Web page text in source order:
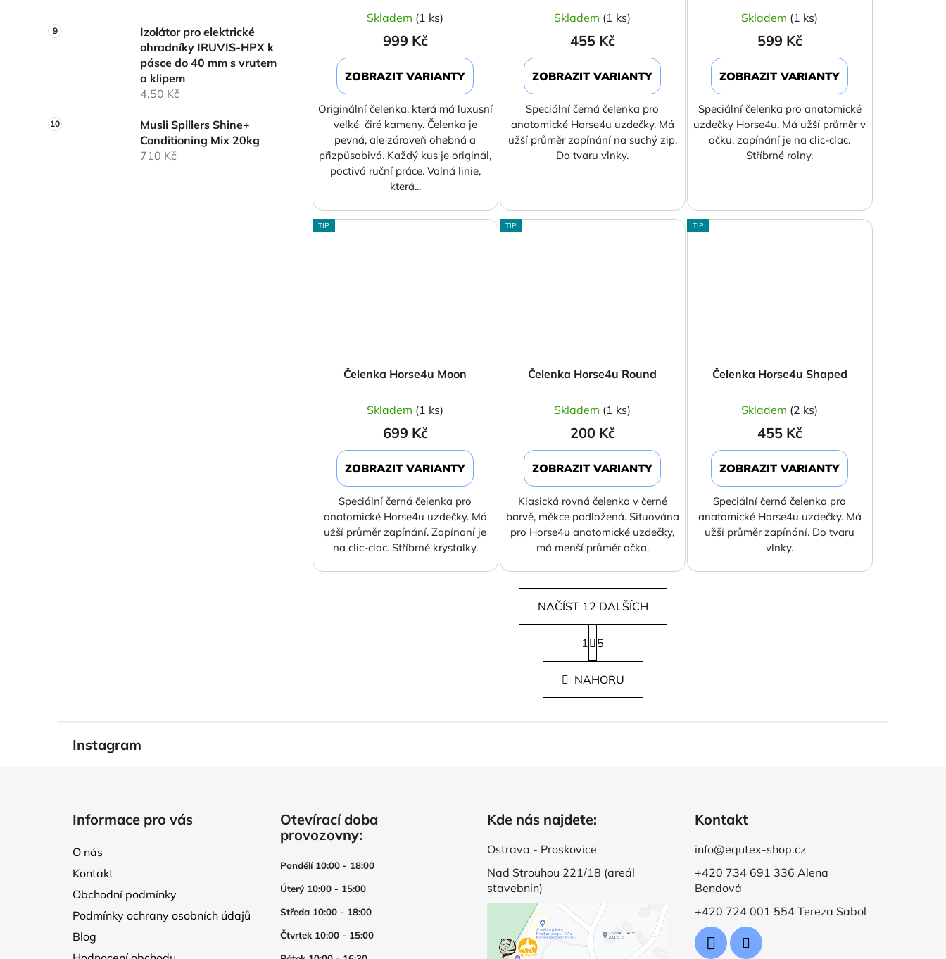
Izolátor pro elektrické
ohradníky IRUVIS-HPX k
pásce do 40 mm s vrutem
a klipem
4,50 Kč
Musli Spillers Shine+
Conditioning Mix 20kg
710 Kč
Skladem (1 ks)
999 Kč
ZOBRAZIT VARIANTY
Originální čelenka, která má luxusní
velké čiré kameny. Čelenka je
pevná, ale zároveň ohebná a
přizpůsobivá. Každý kus je originál,
poctivá ruční práce. Volná linie,
která...
Skladem (1 ks)
455 Kč
ZOBRAZIT VARIANTY
Speciální černá čelenka pro
anatomické Horse4u uzdečky. Má
užší průměr zapínání na suchý zip.
Do tvaru vlnky.
Skladem (1 ks)
599 Kč
ZOBRAZIT VARIANTY
Speciální čelenka pro anatomické
uzdečky Horse4u. Má užší průměr v
očku, zapínání je na clic-clac.
Stříbrné rolny.
TIP
Čelenka Horse4u Moon
Skladem (1 ks)
699 Kč
ZOBRAZIT VARIANTY
Speciální černá čelenka pro
anatomické Horse4u uzdečky. Má
užší průměr zapínání. Zapínaní je
na clic-clac. Stříbrné krystalky.
TIP
Čelenka Horse4u Round
Skladem (1 ks)
200 Kč
ZOBRAZIT VARIANTY
Klasická rovná čelenka v černé
barvě, měkce podložená. Situována
pro Horse4u anatomické uzdečky,
má menší průměr očka.
TIP
Čelenka Horse4u Shaped
Skladem (2 ks)
455 Kč
ZOBRAZIT VARIANTY
Speciální černá čelenka pro
anatomické Horse4u uzdečky. Má
užší průměr zapínání. Do tvaru
vlnky.
O
v
l
á
k
v
ý
p
s
u
NAČÍST 12 DALŠÍCH
S
t
r
n
k
1 5
NAHORU
Instagram
Informace pro vás
O nás
Kontakt
Obchodní podmínky
Podmínky ochrany osobních údajů
Blog
Otevírací doba
provozovny:
Pondělí 10:00 - 18:00
Úterý 10:00 - 15:00
Středa 10:00 - 18:00
Čtvrtek 10:00 - 15:00
Kde nás najdete:
Ostrava - Proskovice
Nad Strouhou 221/18 (areál
stavebnin)
Kontakt
info@equtex-shop.cz
+420 734 691 336 Alena
Bendová
+420 724 001 554 Tereza Sabol